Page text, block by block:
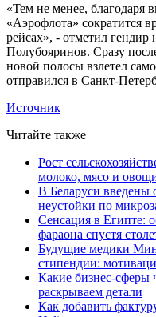
«Тем не менее, благодаря
«Аэрофлота» сократится
рейсах», - отметил
Полубояринов. Сразу
новой полосы взлетел
отправился в Санкт-
Источник
Читайте также
Рост
молоко, мясо и
В Беларуси введены
неустойки по
Сенсация в Египте:
фараона спустя
Будущие медики
стипендии:
Какие бизнес-сферы
раскрываем детали
Как добавить